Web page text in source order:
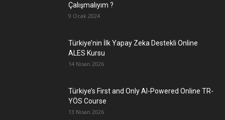
Çalışmalıyım ?
9 Ocak 2024
Türkiye’nin İlk Yapay Zeka Destekli Online
ALES Kursu
14 Nisan 2026
Türkiye’s First and Only AI-Powered Online TR-
YÖS Course
13 Nisan 2026